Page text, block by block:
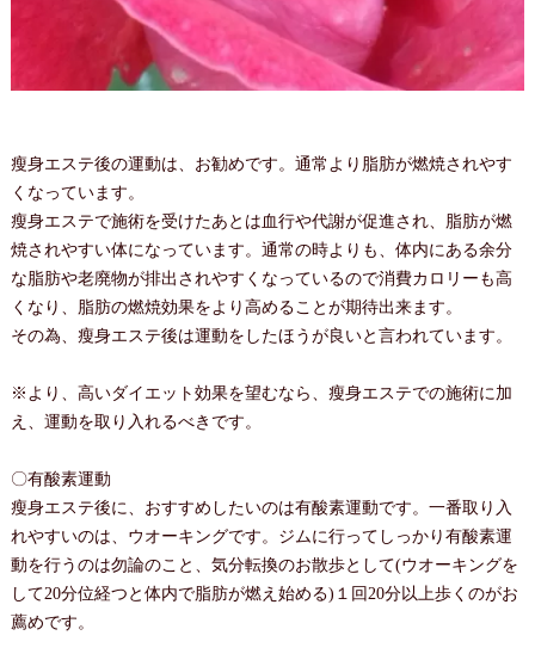
瘦身エステ後の運動は、お勧めです。通常より脂肪が燃焼されやす
くなっています。
瘦身エステで施術を受けたあとは血行や代謝が促進され、脂肪が燃
焼されやすい体になっています。通常の時よりも、体内にある余分
な脂肪や老廃物が排出されやすくなっているので消費カロリーも高
くなり、脂肪の燃焼効果をより高めることが期待出来ます。
その為、瘦身エステ後は運動をしたほうが良いと言われています。
※より、高いダイエット効果を望むなら、瘦身エステでの施術に加
え、運動を取り入れるべきです。
〇有酸素運動
瘦身エステ後に、おすすめしたいのは有酸素運動です。一番取り入
れやすいのは、ウオーキングです。ジムに行ってしっかり有酸素運
動を行うのは勿論のこと、気分転換のお散歩として(ウオーキングを
して20分位経つと体内で脂肪が燃え始める)１回20分以上歩くのがお
薦めです。